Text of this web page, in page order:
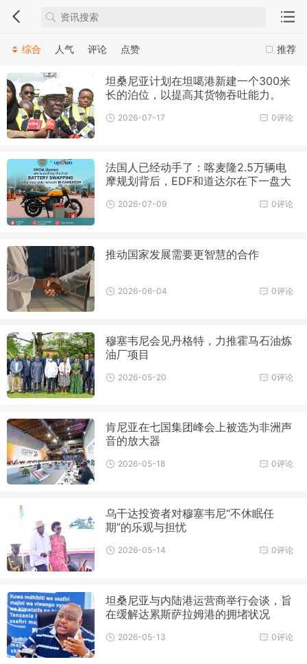
推荐
综合 人气 评论 点赞
坦桑尼亚计划在坦噶港新建一个300米
长的泊位，以提高其货物吞吐能力。
0评论
2026-07-17
法国人已经动手了：喀麦隆2.5万辆电
摩规划背后，EDF和道达尔在下一盘大
0评论
2026-07-09
推动国家发展需要更智慧的合作
0评论
2026-06-04
穆塞韦尼会见丹格特，力推霍马石油炼
油厂项目
0评论
2026-05-20
肯尼亚在七国集团峰会上被选为非洲声
音的放大器
0评论
2026-05-18
乌干达投资者对穆塞韦尼“不休眠任
期”的乐观与担忧
0评论
2026-05-14
坦桑尼亚与内陆港运营商举行会谈，旨
在缓解达累斯萨拉姆港的拥堵状况
0评论
2026-05-13